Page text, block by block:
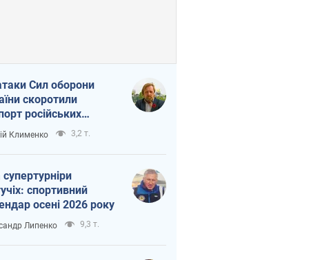
Сил оборони
скоротили
російських
Клименко 3,2 т.
спортивний
осені 2026 року
Липенко 9,3 т.